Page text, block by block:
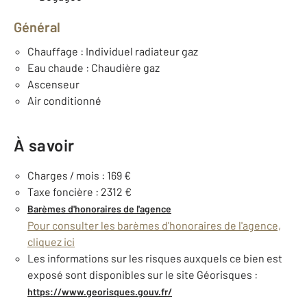
Général
Chauffage : Individuel radiateur gaz
Eau chaude : Chaudière gaz
Ascenseur
Air conditionné
À savoir
Charges / mois : 169 €
Taxe foncière : 2312 €
Barèmes d'honoraires de l'agence
Pour consulter les barèmes d'honoraires de l'agence,
cliquez ici
Les informations sur les risques auxquels ce bien est
exposé sont disponibles sur le site Géorisques :
https://www.georisques.gouv.fr/